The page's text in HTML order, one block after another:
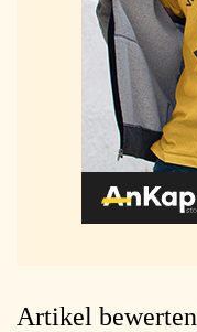
Artikel bewerten